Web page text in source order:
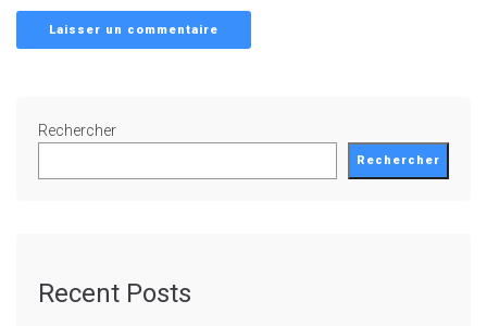
Rechercher
Rechercher
Recent Posts